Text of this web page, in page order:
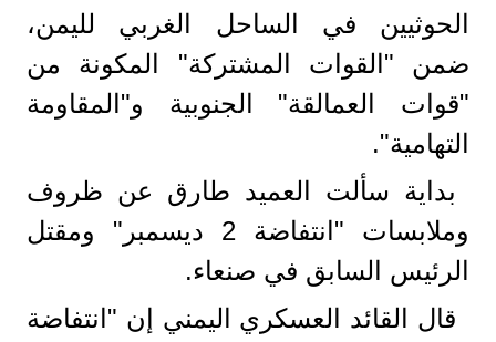
الحوثيين في الساحل الغربي لليمن،
ضمن "القوات المشتركة" المكونة من
"قوات العمالقة" الجنوبية و"المقاومة
التهامية".
بداية سألت العميد طارق عن ظروف
وملابسات "انتفاضة 2 ديسمبر" ومقتل
الرئيس السابق في صنعاء.
قال القائد العسكري اليمني إن "انتفاضة